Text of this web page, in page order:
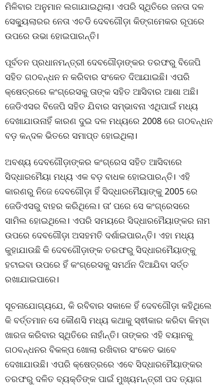
ମିଳିବାର ଅନୁମାନ ଲଗାଯାଇଥିଲା। ଏପରି ସ୍ଥିତିରେ ଜନତା ଦଳ
ସେକ୍ୟୁଲାରର ନେତା ଏଚଡି ଦେବଗୌଡ଼ା କିଙ୍ଗମେକର ରୂପରେ
ଉପରେ ଉଭା ହୋଇପାରନ୍ତି।
ପୂର୍ବତନ ପ୍ରଧାନମନ୍ତ୍ରୀ ଦେବଗୌଡ଼ାଙ୍କର ତରଫରୁ ବିଜେପି
ସହିତ ଗଠବନ୍ଧନ ନ କରିବାର ସଂକେତ ଦିଆଯାଇଛି। ଏପରି
କ୍ଷେତ୍ରରେ କଂଗ୍ରେସକୁ ତାଙ୍କ ସହିତ ଆସିବାର ଆଶା ଅଛି।
ଜେଡିଏସର ବିଜେପି ସହିତ ଯିବାର ସମ୍ଭାବନା ଏଥିପାଇଁ ମଧ୍ୟ
ଦେଖାଯାଉନାହିଁ କାରଣ ଦୁଇ ଦଳ ମଧ୍ୟରେ 2008 ରେ ଗଠବନ୍ଧନ
ବଡ଼ କନ୍ଦଳ ଭିତରେ ସମାପ୍ତ ହୋଇଥିଲା।
ଅବଶ୍ୟ ଦେବଗୌଡ଼ାଙ୍କର କଂଗ୍ରେସ ସହିତ ଆସିବାରେ
ସିଦ୍ଧାରମୈୟା ମଧ୍ୟ ଏକ ବଡ଼ ବାଧକ ହୋଇପାରନ୍ତି। ଏହି
କାରଣରୁ ନିଜେ ଦେବଗୌଡ଼ା ହିଁ ସିଦ୍ଧାରମୈୟାଙ୍କୁ 2005 ରେ
ଜେଡିଏସରୁ ବାହର କରିଥିଲେ। ତା’ ପରେ ସେ କଂଗ୍ରେସରେ
ସାମିଲ ହୋଇଥିଲେ। ଏପରି ସମୟରେ ସିଦ୍ଧାରମୈୟାଙ୍କର ନାମ
ଉପରେ ଦେବଗୌଡ଼ା ଅସହମତି ଦର୍ଶାଇପାରନ୍ତି। ଏହା ମଧ୍ୟ
କୁହାଯାଉଛି କି ଦେବଗୌଡ଼ାଙ୍କ ତରଫରୁ ସିଦ୍ଧାରମୈୟାଙ୍କୁ
ହଟାଇବା ଉପରେ ହିଁ କଂଗ୍ରେସକୁ ସମର୍ଥନ ଦିଆଯିବା ସର୍ତ୍ତ
ରଖାଯାଇପାରେ।
ସୂଚନାଯୋଗ୍ୟଯେ, କି ରବିବାର ସକାଳେ ହିଁ ଦେବଗୌଡ଼ା କହିଥିଲେ
କି ବର୍ତ୍ତମାନ ସେ କୌଣସି ମଧ୍ୟ କଥାକୁ ସ୍ଵୀକାର କରିବା କିମ୍ବା
ଖାରଜ କରିବାର ସ୍ଥିତିରେ ନାହାଁନ୍ତି। ତାଙ୍କର ଏହି ବୟାନକୁ
ଗଠବନ୍ଧନର ବିକଳ୍ପ ଖୋଲା ରଖିବାର ସଂକେତ ଭାବେ
ଦେଖାଯାଉଛି। ଏପରି କ୍ଷେତ୍ରରେ ଏବେ ସିଦ୍ଧାରମୈୟାଙ୍କର
ତରଫରୁ ଦଳିତ ବ୍ୟକ୍ତିଙ୍କ ପାଇଁ ମୁଖ୍ୟମନ୍ତ୍ରୀ ପଦ ତ୍ୟାଗ